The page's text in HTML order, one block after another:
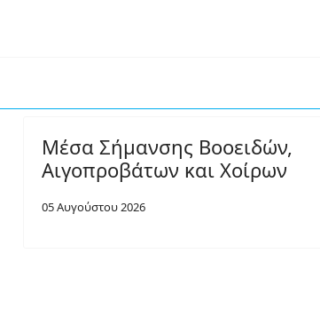
Μέσα Σήμανσης Βοοειδών,
Αιγοπροβάτων και Χοίρων
05 Αυγούστου 2026